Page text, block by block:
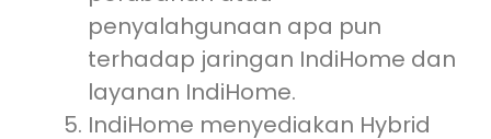
penyalahgunaan apa pun
terhadap jaringan IndiHome dan
layanan IndiHome.
IndiHome menyediakan Hybrid